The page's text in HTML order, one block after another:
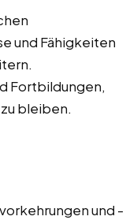
und Fähigkeiten
Fortbildungen,
bleiben.
und -